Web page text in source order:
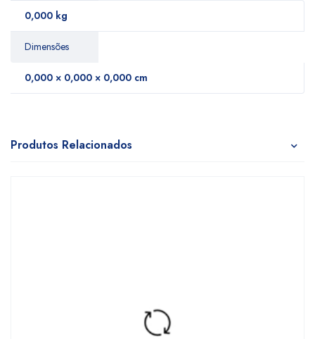
0,000 kg
Dimensões
0,000 × 0,000 × 0,000 cm
Produtos Relacionados